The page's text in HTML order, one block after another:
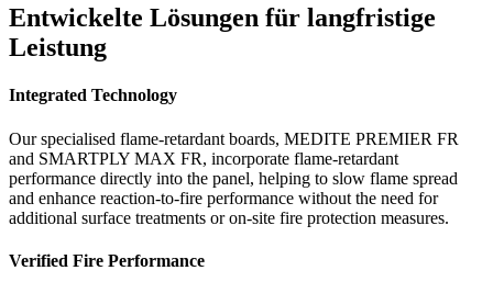
Entwickelte Lösungen für langfristige
Leistung
Integrated Technology
Our specialised flame‑retardant boards, MEDITE PREMIER FR
and SMARTPLY MAX FR, incorporate flame‑retardant
performance directly into the panel, helping to slow flame spread
and enhance reaction‑to‑fire performance without the need for
additional surface treatments or on‑site fire protection measures.
Verified Fire Performance